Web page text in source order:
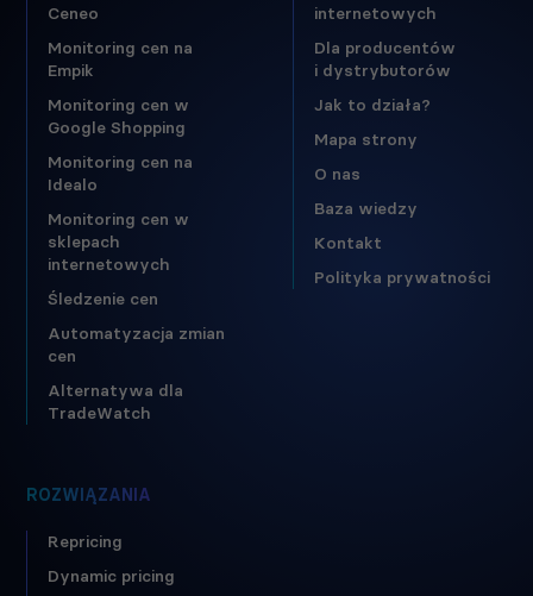
Ceneo
Monitoring cen na
Empik
Monitoring cen w
Google Shopping
Monitoring cen na
Idealo
Monitoring cen w
sklepach
internetowych
Śledzenie cen
Automatyzacja zmian
cen
Alternatywa dla
TradeWatch
internetowych
Dla producentów
i dystrybutorów
Jak to działa?
Mapa strony
O nas
Baza wiedzy
Kontakt
Polityka prywatności
ROZWIĄZANIA
Repricing
Dynamic pricing